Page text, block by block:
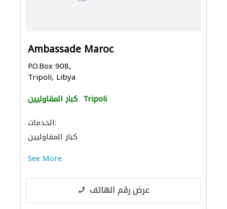
Ambassade Maroc
P.O.Box 908,
Tripoli, Libya
كبار المقاوليين Tripoli
الخدمات:
كبار المقاوليين
See More
عرض رقم الهاتف